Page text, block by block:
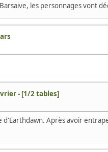
les personnages vont
- [1/2 tables]
Après avoir